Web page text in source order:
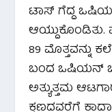
ಟಾಸ್ ಗೆದ್ದ
89 ಮೊತ್ತವನ್ನು
ಬಂದ ಒಷಿಯನ್
ಅತ್ಯುತ್ತಮ
ಕ್ಷಣದವರೆಗೆ